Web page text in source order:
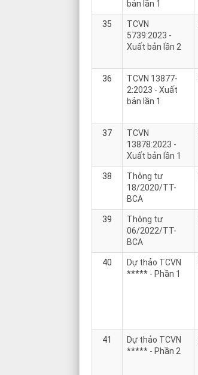
bản lần 1
35
TCVN
5739:2023 -
Xuất bản lần 2
36
TCVN 13877-
2:2023 - Xuất
bản lần 1
37
TCVN
13878:2023 -
Xuất bản lần 1
38
Thông tư
18/2020/TT-
BCA
39
Thông tư
06/2022/TT-
BCA
40
Dự thảo TCVN
***** - Phần 1
41
Dự thảo TCVN
***** - Phần 2